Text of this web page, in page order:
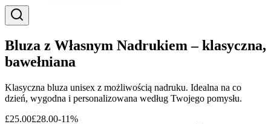
Bluza z Własnym Nadrukiem – klasyczna,
bawełniana
Klasyczna bluza unisex z możliwością nadruku. Idealna na co
dzień, wygodna i personalizowana według Twojego pomysłu.
£25.00£28.00-11%